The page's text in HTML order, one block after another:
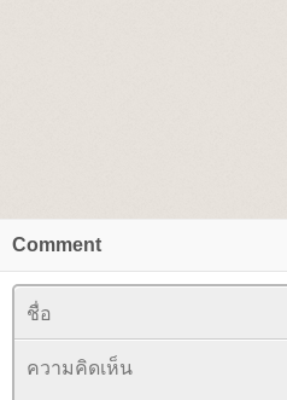
Comment